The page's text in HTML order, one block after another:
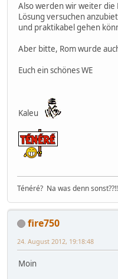
Also werden wir weiter die
Lösung versuchen
und praktikabel gehen
Aber bitte, Rom wurde
Euch ein schönes WE
Kaleu
Ténéré? Na was denn
fire750
24. August 2012, 19:18:48
Moin